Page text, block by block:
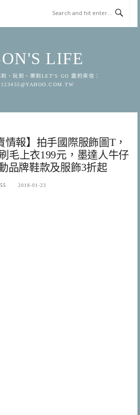
LIFE
、玩到、樂到LET'S GO 邀約來信：
情報】拍手國際服飾圖T，
毛上衣199元，墨達人牛仔
品牌鞋款及服飾3折起
2018-01-23